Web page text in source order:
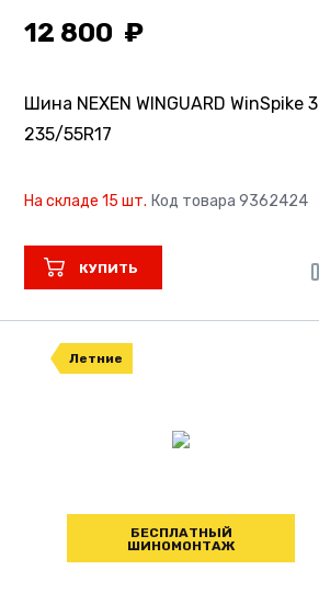
12 800
Шина NEXEN WINGUARD WinSpike 3
235/55R17
На складе 15 шт. Код товара 9362424
КУПИТЬ
Летние
БЕСПЛАТНЫЙ
ШИНОМОНТАЖ